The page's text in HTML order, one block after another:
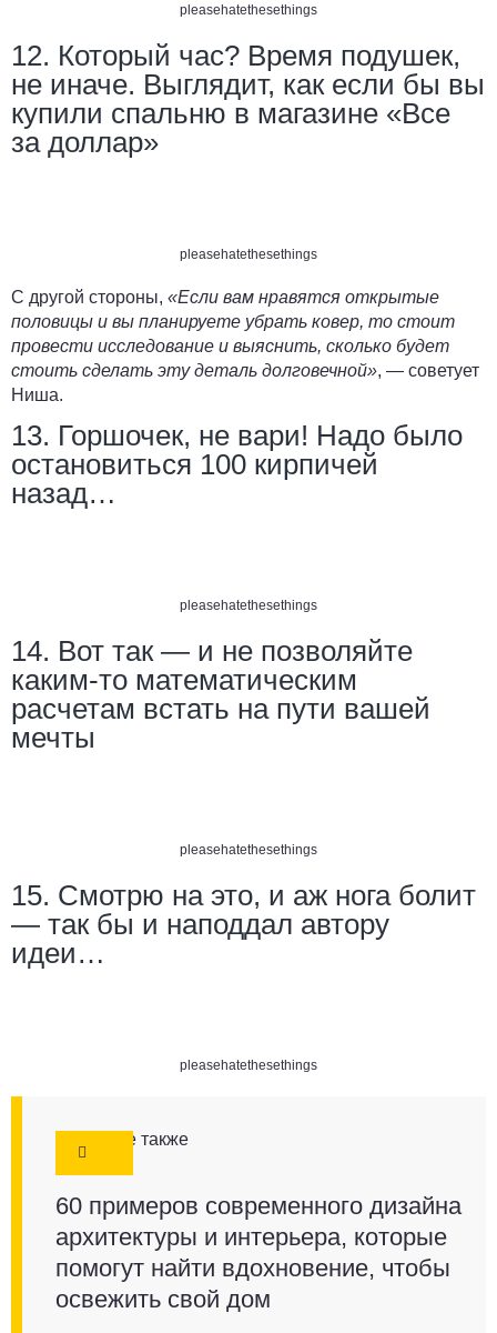
pleasehatethesethings
12. Который час? Время подушек,
не иначе. Выглядит, как если бы вы
купили спальню в магазине «Все
за доллар»
pleasehatethesethings
С другой стороны, «Если вам нравятся открытые
половицы и вы планируете убрать ковер, то стоит
провести исследование и выяснить, сколько будет
стоить сделать эту деталь долговечной», — советует
Ниша.
13. Горшочек, не вари! Надо было
остановиться 100 кирпичей
назад…
pleasehatethesethings
14. Вот так — и не позволяйте
каким-то математическим
расчетам встать на пути вашей
мечты
pleasehatethesethings
15. Смотрю на это, и аж нога болит
— так бы и наподдал автору
идеи…
pleasehatethesethings
Смотрите также
60 примеров современного дизайна
архитектуры и интерьера, которые
помогут найти вдохновение, чтобы
освежить свой дом